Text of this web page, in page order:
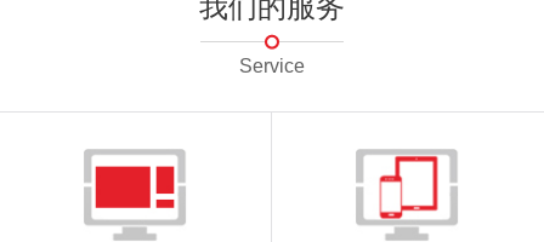
我们的服务
Service